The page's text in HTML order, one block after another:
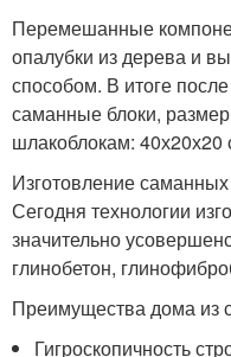
Перемешанные
опалубки из дерева и
способом. В итоге
саманные блоки,
шлакоблокам: 40х20х20
Изготовление
Сегодня технологии
значительно
глинобетон,
Преимущества дома из
Гигроскопичность